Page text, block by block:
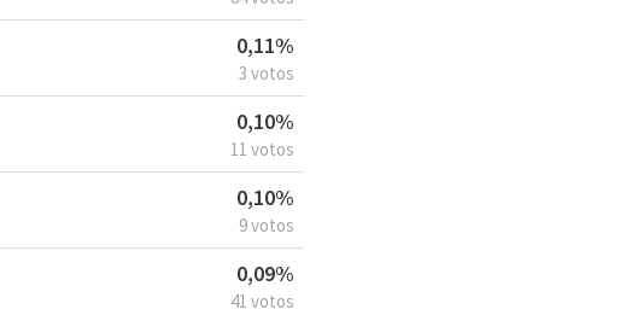
0,11%
3 votos
0,10%
11 votos
0,10%
9 votos
0,09%
41 votos